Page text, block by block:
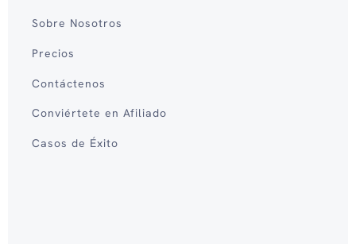
Sobre Nosotros
Precios
Contáctenos
Conviértete en Afiliado
Casos de Éxito